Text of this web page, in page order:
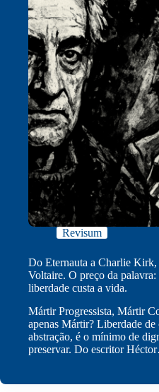
Revisum
Do Eternauta a Charlie Kirk,
Voltaire. O preço da palavra:
liberdade custa a vida.
Mártir Progressista, Mártir
apenas Mártir? Liberdade de
abstração, é o mínimo de
preservar. Do escritor